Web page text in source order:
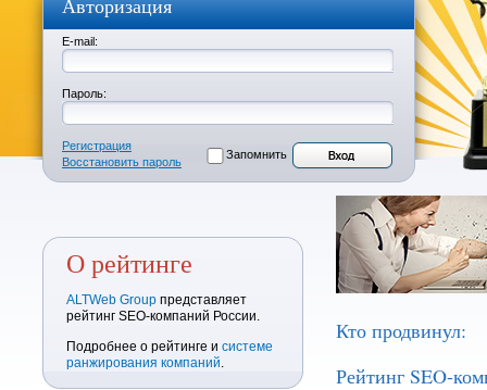
Авторизация
E-mail:
Пароль:
Регистрация
Восстановить пароль
Запомнить
О рейтинге
ALTWeb Group представляет
рейтинг SEO-компаний России.
Подробнее о рейтинге и системе
ранжирования компаний.
Кто продвинул:
Рейтинг SEO-